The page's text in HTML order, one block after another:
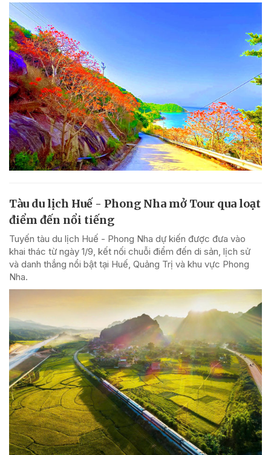
Tàu du lịch Huế - Phong Nha mở Tour qua loạt
điểm đến nổi tiếng
Tuyến tàu du lịch Huế - Phong Nha dự kiến được đưa vào
khai thác từ ngày 1/9, kết nối chuỗi điểm đến di sản, lịch sử
và danh thắng nổi bật tại Huế, Quảng Trị và khu vực Phong
Nha.